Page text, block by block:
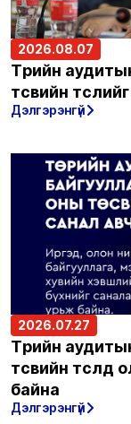
2026.08.07
Төрийн
төсвийн
Дэлгэрэнгүй
2026.07.27
Төрийн
төсвийн
байна
Дэлгэрэнгүй